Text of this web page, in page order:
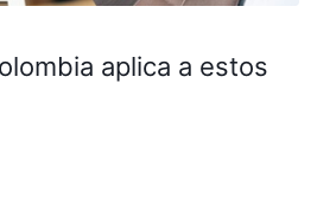
aplica a estos